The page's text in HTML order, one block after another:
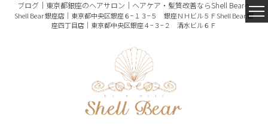
ブログ｜東京都銀座のヘアサロン｜ヘアケア・髪質改善ならShell Bearへ
Shell Bear 銀座店｜東京都中央区銀座６−１３−５ 銀座ＮＨビル５ＦShell Bear 銀
座四丁目店｜東京都中央区銀座４−３−２ 清水ビル６Ｆ